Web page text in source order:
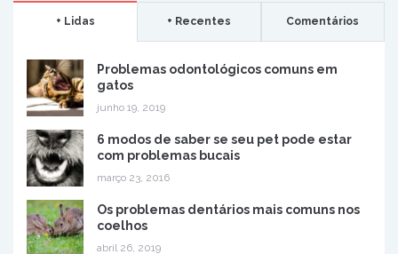
+ Lidas + Recentes Comentários
Problemas odontológicos comuns em
gatos
junho 19, 2019
6 modos de saber se seu pet pode estar
com problemas bucais
março 23, 2016
Os problemas dentários mais comuns nos
coelhos
abril 26, 2019